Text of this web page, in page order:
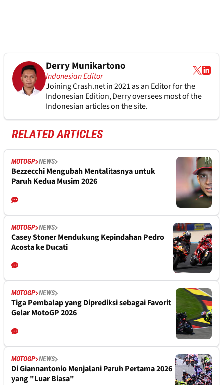
Derry Munikartono
Indonesian Editor
Joining Crash.net in 2021 as an Editor for the
Indonesian Edition, Derry oversees most of the
Indonesian articles on the site.
RELATED ARTICLES
MOTOGP NEWS
Bezzecchi Mengubah Mentalitasnya untuk
Paruh Kedua Musim 2026
MOTOGP NEWS
Casey Stoner Mendukung Kepindahan Pedro
Acosta ke Ducati
MOTOGP NEWS
Tiga Pembalap yang Diprediksi sebagai Favorit
Gelar MotoGP 2026
MOTOGP NEWS
Di Giannantonio Menjalani Paruh Pertama 2026
yang "Luar Biasa"